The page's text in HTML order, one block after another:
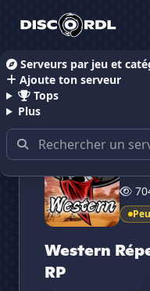
Serveurs par jeu et
Ajoute ton serveur
Tops
Plus
Accueil Serveurs
Western
RP
Vote pour
Es-tu sûr de
serveur ?